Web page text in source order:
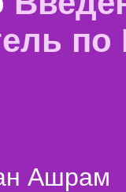
Ашрам